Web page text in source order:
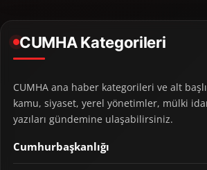
CUMHA Kategorileri
CUMHA ana haber kategorileri ve alt
kamu, siyaset, yerel yönetimler, mülki
yazıları gündemine ulaşabilirsiniz.
Cumhurbaşkanlığı